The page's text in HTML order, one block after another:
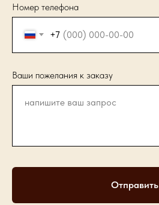
Номер телефона
+7
Ваши пожелания к заказу
Отправить